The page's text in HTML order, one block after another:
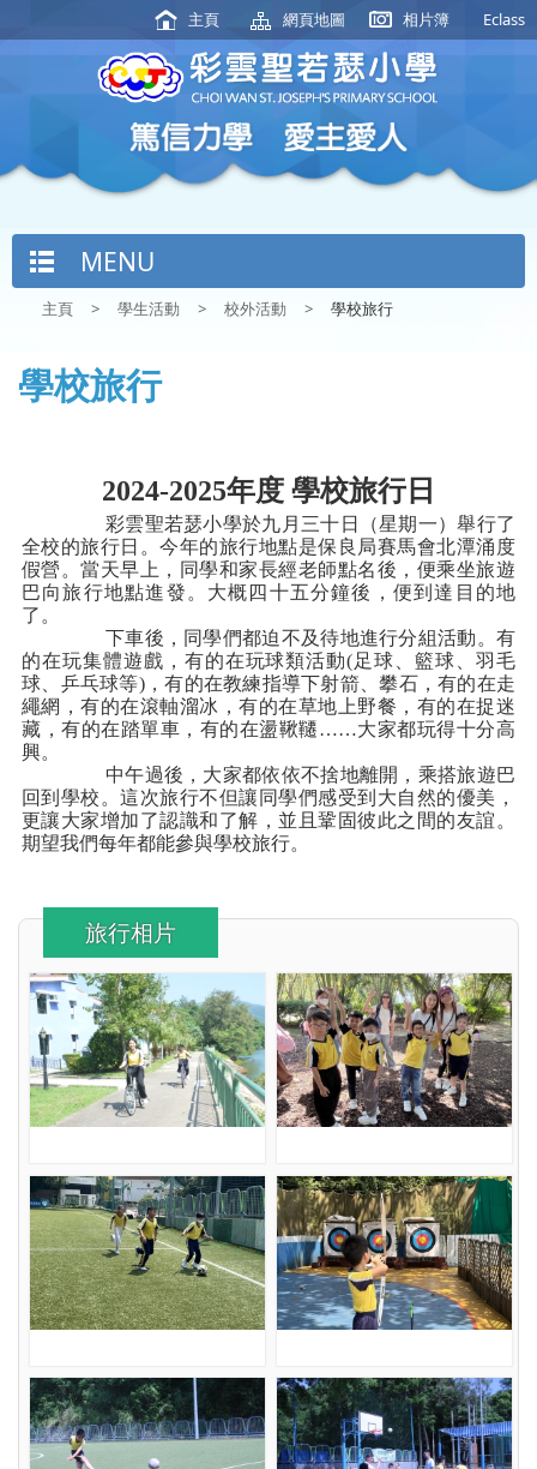
主頁 網頁地圖 相片簿 Eclass
MENU
主頁 > 學生活動 > 校外活動 > 學校旅行
學校旅行
2024-2025年度 學校旅行 日
彩雲聖若瑟小學於九月三十日（星期一）舉行了
全校的旅行日。今年的旅行地點是保良局賽馬會北潭涌度
假營。當天早上，同學和家長經老師點名後，便乘坐旅遊
巴向旅行地點進發。大概四十五分鐘後，便到達目的地
了。
下車後，同學們都迫不及待地進行分組活動。有
的在玩集體遊戲，有的在玩球類活動(足球、籃球、羽毛
球、乒乓球等)，有的在教練指導下射箭、攀石，有的在走
繩網，有的在滾軸溜冰，有的在草地上野餐，有的在捉迷
藏，有的在踏單車，有的在盪鞦韆……大家都玩得十分高
興。
中午過後，大家都依依不捨地離開，乘搭旅遊巴
回到學校。這次旅行不但讓同學們感受到大自然的優美，
更讓大家增加了認識和了解，並且鞏固彼此之間的友誼。
期望我們每年都能參與學校旅行。
旅行相片